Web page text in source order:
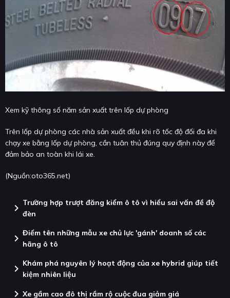
Xem kỹ thông số năm sản xuất trên lốp dự phòng
Trên lốp dự phòng các nhà sản xuất đều khi rõ tốc độ đối đa khi
chạy xe bằng lốp dự phòng, cần tuân thủ đúng quy định này để
đảm bảo an toàn khi lái xe.
(Nguồn:oto365.net)
chevron_right Trường hợp trượt đăng kiểm ô tô vì hiểu sai vấn đề độ
đèn
chevron_right Điểm tên những mẫu xe chủ lực 'gánh' doanh số các
hãng ô tô
chevron_right Khám phá nguyên lý hoạt động của xe hybrid giúp tiết
kiệm nhiên liệu
chevron_right Xe gầm cao đô thị rầm rộ cuộc đua giảm giá